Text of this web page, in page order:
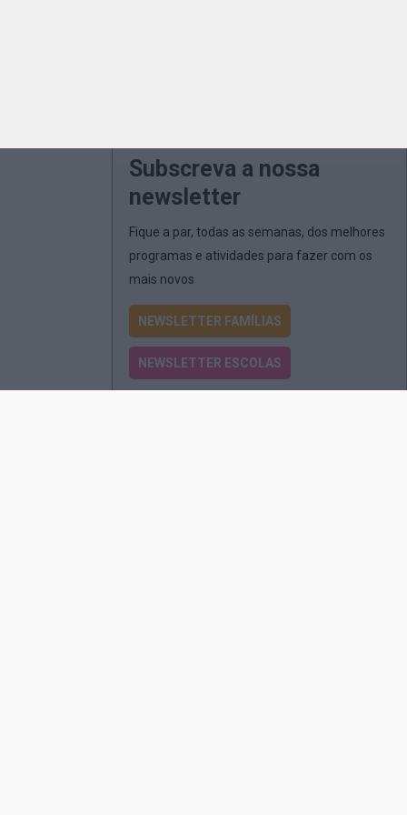
Subscreva a nossa
newsletter
Fique a par, todas as semanas, dos melhores
programas e atividades para fazer com os
mais novos
NEWSLETTER FAMÍLIAS
NEWSLETTER ESCOLAS